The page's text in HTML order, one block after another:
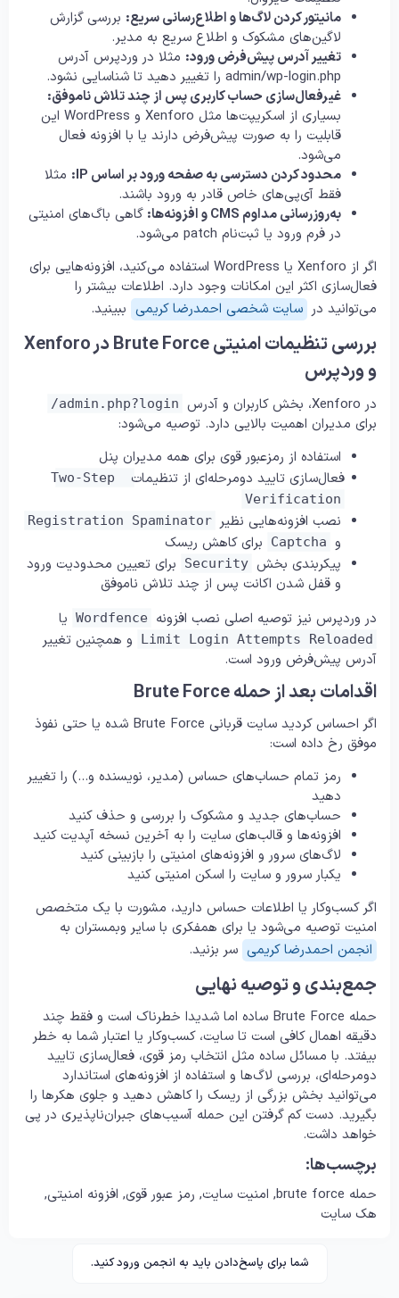
مانیتور کردن لاگ‌ها و اطلاع‌رسانی سریع: بررسی گزارش
لاگین‌های مشکوک و اطلاع سریع به مدیر.
تغییر آدرس پیش‌فرض ورود: مثلا در وردپرس آدرس
admin/wp-login.php را تغییر دهید تا شناسایی نشود.
غیرفعال‌سازی حساب کاربری پس از چند تلاش ناموفق:
بسیاری از اسکریپت‌ها مثل Xenforo و WordPress این
قابلیت را به صورت پیش‌فرض دارند یا با افزونه فعال
می‌شود.
محدود کردن دسترسی به صفحه ورود بر اساس IP:
مثلا
فقط آی‌پی‌های خاص قادر به ورود باشند.
به‌روزرسانی مداوم CMS و افزونه‌ها:
گاهی باگ‌های امنیتی
در فرم ورود یا ثبت‌نام patch می‌شود.
اگر از Xenforo یا WordPress استفاده می‌کنید، افزونه‌هایی برای
فعال‌سازی اکثر این امکانات وجود دارد. اطلاعات بیشتر را
می‌توانید در سایت شخصی احمدرضا کریمی ببینید.
بررسی تنظیمات امنیتی Brute Force در Xenforo
و وردپرس
در Xenforo، بخش کاربران و آدرس /admin.php?login
برای مدیران اهمیت بالایی دارد. توصیه می‌شود:
استفاده از رمزعبور قوی برای همه مدیران پنل
فعال‌سازی تایید دومرحله‌ای از تنظیمات
Two-Step
Verification
نصب افزونه‌هایی نظیر Registration Spaminator
و Captcha
برای کاهش ریسک
پیکربندی بخش Security
برای تعیین محدودیت ورود
و قفل شدن اکانت پس از چند تلاش ناموفق
در وردپرس نیز توصیه اصلی نصب افزونه Wordfence یا
Limit Login Attempts Reloaded
و همچنین تغییر
آدرس پیش‌فرض ورود است.
اقدامات بعد از حمله Brute Force
اگر احساس کردید سایت قربانی Brute Force شده یا حتی نفوذ
موفق رخ داده است:
رمز تمام حساب‌های حساس (مدیر، نویسنده و…) را تغییر
دهید
حساب‌های جدید و مشکوک را بررسی و حذف کنید
افزونه‌ها و قالب‌های سایت را به آخرین نسخه آپدیت کنید
لاگ‌های سرور و افزونه‌های امنیتی را بازبینی کنید
یکبار سرور و سایت را اسکن امنیتی کنید
اگر کسب‌وکار یا اطلاعات حساس ‌دارید، مشورت با یک متخصص
امنیت توصیه می‌شود یا برای همفکری با سایر وبمستران به
انجمن احمدرضا کریمی سر بزنید.
جمع‌بندی و توصیه نهایی
حمله Brute Force ساده اما شدیدا خطرناک است و فقط چند
دقیقه اهمال کافی است تا سایت، کسب‌وکار یا اعتبار شما به خطر
بیفتد. با مسائل ساده مثل انتخاب رمز قوی، فعال‌سازی تایید
دومرحله‌ای، بررسی لاگ‌ها و استفاده از افزونه‌های استاندارد
می‌توانید بخش بزرگی از ریسک را کاهش دهید و جلوی هکرها را
بگیرید. دست کم گرفتن این حمله آسیب‌های جبران‌ناپذیری در پی
خواهد داشت.
برچسب‌ها:
حمله brute force, امنیت سایت, رمز عبور قوی, افزونه امنیتی,
هک سایت
شما برای پاسخ‌دادن باید به انجمن ورود کنید.